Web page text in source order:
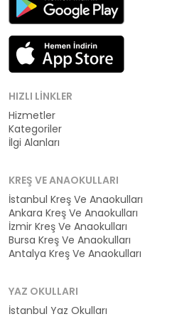
HIZLI LINKLER
Hizmetler
Kategoriler
İlgi Alanları
KREŞ VE ANAOKULLARI
İstanbul Kreş Ve Anaokulları
Ankara Kreş Ve Anaokulları
İzmir Kreş Ve Anaokulları
Bursa Kreş Ve Anaokulları
Antalya Kreş Ve Anaokulları
YAZ OKULLARI
İstanbul Yaz Okulları